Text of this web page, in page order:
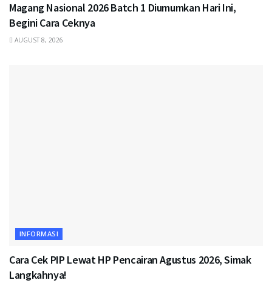
Magang Nasional 2026 Batch 1 Diumumkan Hari Ini,
Begini Cara Ceknya
AUGUST 8, 2026
INFORMASI
Cara Cek PIP Lewat HP Pencairan Agustus 2026, Simak
Langkahnya!